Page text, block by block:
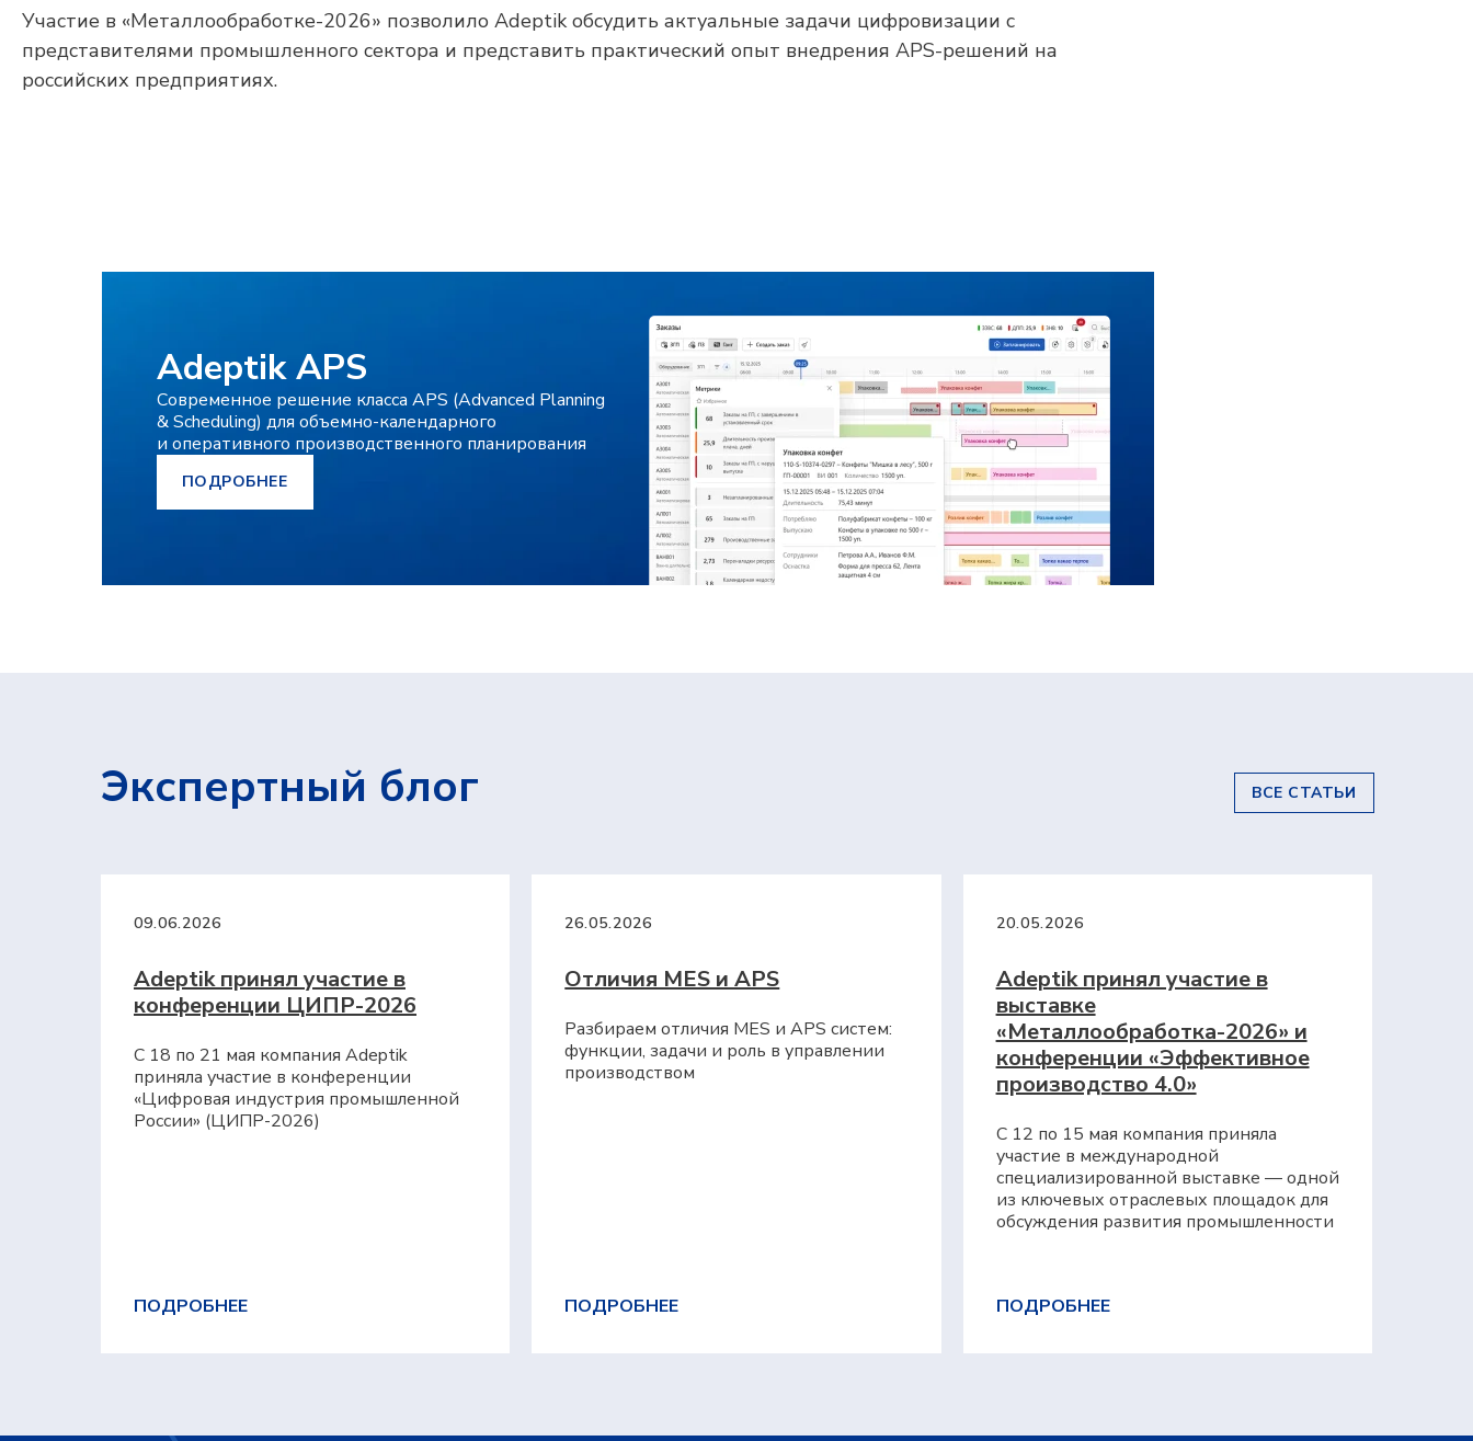
Участие в «Металлообработке-2026» позволило Adeptik обсудить актуальные задачи цифровизации с
представителями промышленного сектора и представить практический опыт внедрения APS-решений на
российских предприятиях.
Adeptik APS
Современное решение класса APS (Advanced Planning
& Scheduling) для объемно-календарного
и оперативного производственного планирования
ПОДРОБНЕЕ
Экспертный блог ВСЕ СТАТЬИ
09.06.2026
Adeptik принял участие в
конференции ЦИПР-2026
С 18 по 21 мая компания Adeptik
приняла участие в конференции
«Цифровая индустрия промышленной
России» (ЦИПР-2026)
ПОДРОБНЕЕ
26.05.2026
Отличия MES и APS
Разбираем отличия MES и APS систем:
функции, задачи и роль в управлении
производством
ПОДРОБНЕЕ
20.05.2026
Adeptik принял участие в
выставке
«Металлообработка-2026» и
конференции «Эффективное
производство 4.0»
С 12 по 15 мая компания приняла
участие в международной
специализированной выставке — одной
из ключевых отраслевых площадок для
обсуждения развития промышленности
ПОДРОБНЕЕ